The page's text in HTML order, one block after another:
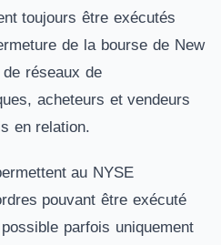
toujours être exécutés
de la bourse de New
réseaux de
acheteurs et vendeurs
en relation.
au NYSE
pouvant être exécuté
parfois uniquement